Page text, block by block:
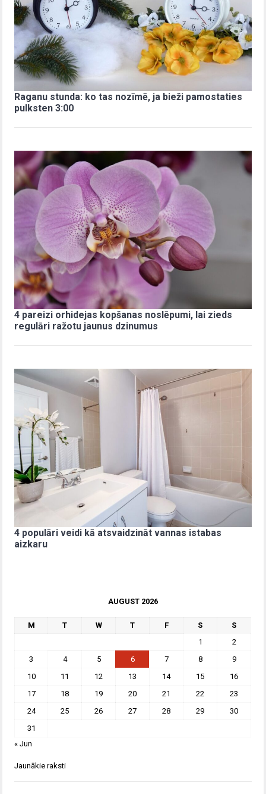
Raganu stunda: ko tas nozīmē, ja bieži pamostaties
pulksten 3:00
4 pareizi orhidejas kopšanas noslēpumi, lai zieds
regulāri ražotu jaunus dzinumus
4 populāri veidi kā atsvaidzināt vannas istabas
aizkaru
AUGUST 2026
M T W T F S
S
1
2
3
4 5 6 7 8
9
10
11 12 13 14 15
16
17
18 19 20 21 22
23
24
25 26 27 28 29
30
31
« Jun
Jaunākie raksti